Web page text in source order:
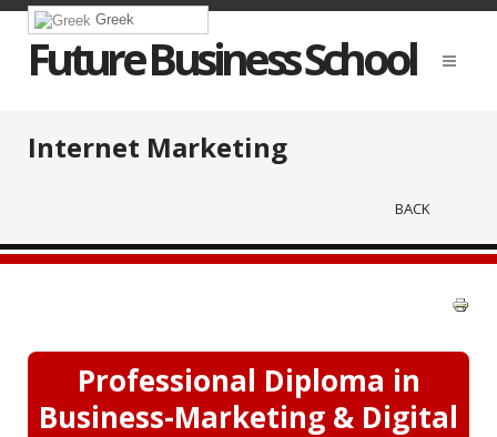
Greek
Future Business School
Internet Marketing
BACK
Professional Diploma in
Business-Marketing & Digital